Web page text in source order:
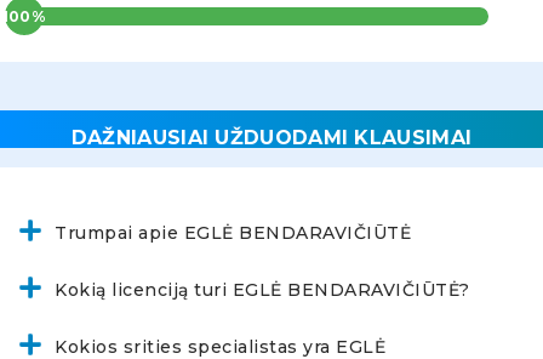
DAŽNIAUSIAI UŽDUODAMI KLAUSIMAI
Trumpai apie EGLĖ BENDARAVIČIŪTĖ
Kokią licenciją turi EGLĖ BENDARAVIČIŪTĖ?
Kokios srities specialistas yra EGLĖ